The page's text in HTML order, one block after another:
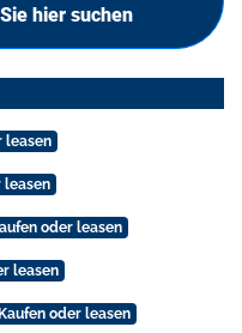
hier suchen
leasen
leasen
oder leasen
leasen
oder leasen